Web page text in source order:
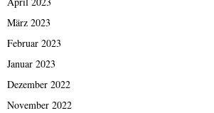
März 2023
Februar 2023
Januar 2023
Dezember 2022
November 2022